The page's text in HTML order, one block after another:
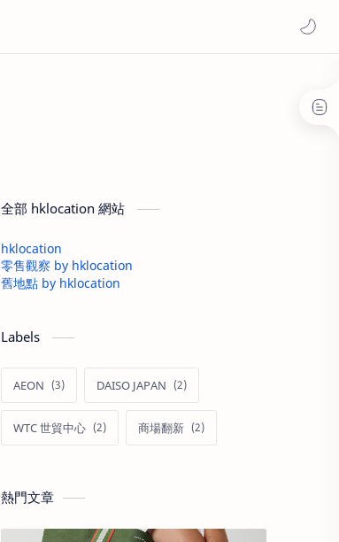
全部 hklocation 網站
hklocation
零售觀察 by hklocation
舊地點 by hklocation
Labels
AEON DAISO JAPAN
WTC 世貿中心 商場翻新
熱門文章